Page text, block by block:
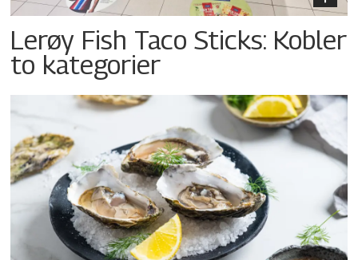
Lerøy Fish Taco Sticks: Kobler
to kategorier